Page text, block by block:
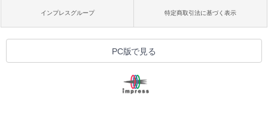
インプレスグループ 特定商取引法に基づく表示
PC版で見る